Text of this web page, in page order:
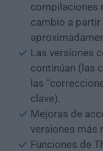
compilaciones
cambio a partir
Las versiones
continúan (las
las
clave).
Mejoras de
versiones más
Funciones de